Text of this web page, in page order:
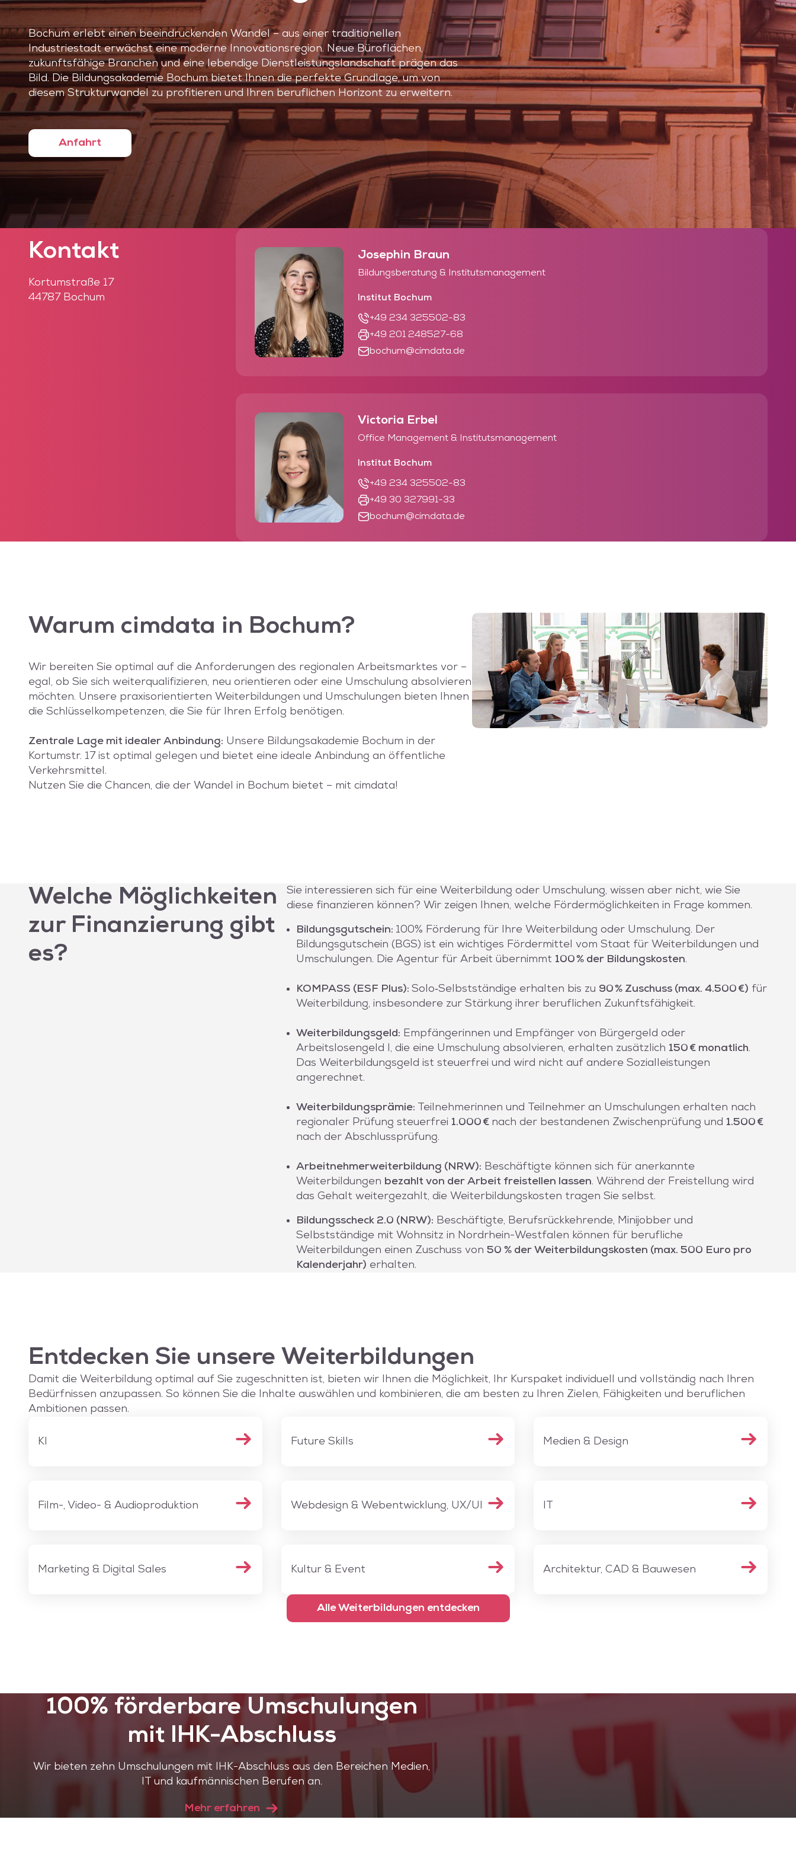
Bochum erlebt einen beeindruckenden Wandel – aus einer traditionellen
Industriestadt erwächst eine moderne Innovationsregion. Neue Büroflächen,
zukunftsfähige Branchen und eine lebendige Dienstleistungslandschaft prägen das
Bild. Die Bildungsakademie Bochum bietet Ihnen die perfekte Grundlage, um von
diesem Strukturwandel zu profitieren und Ihren beruflichen Horizont zu erweitern.
Anfahrt
Kontakt
Kortumstraße 17
44787 Bochum
Josephin Braun
Bildungsberatung & Institutsmanagement
Institut Bochum
+49 234 325502-83
+49 201 248527-68
bochum@cimdata.de
Victoria Erbel
Office Management & Institutsmanagement
Institut Bochum
+49 234 325502-83
+49 30 327991-33
bochum@cimdata.de
Warum cimdata in Bochum?
Wir bereiten Sie optimal auf die Anforderungen des regionalen Arbeitsmarktes vor –
egal, ob Sie sich weiterqualifizieren, neu orientieren oder eine Umschulung absolvieren
möchten. Unsere praxisorientierten Weiterbildungen und Umschulungen bieten Ihnen
die Schlüsselkompetenzen, die Sie für Ihren Erfolg benötigen.
Zentrale Lage mit idealer Anbindung: Unsere Bildungsakademie Bochum in der
Kortumstr. 17 ist optimal gelegen und bietet eine ideale Anbindung an öffentliche
Verkehrsmittel.
Nutzen Sie die Chancen, die der Wandel in Bochum bietet – mit cimdata!
Welche Möglichkeiten
zur Finanzierung gibt
es?
Sie interessieren sich für eine Weiterbildung oder Umschulung, wissen aber nicht, wie Sie
diese finanzieren können? Wir zeigen Ihnen, welche Fördermöglichkeiten in Frage kommen.
Bildungsgutschein: 100% Förderung für Ihre Weiterbildung oder Umschulung. Der
Bildungsgutschein (BGS) ist ein wichtiges Fördermittel vom Staat für Weiterbildungen und
Umschulungen. Die Agentur für Arbeit übernimmt 100 % der Bildungskosten.
KOMPASS (ESF Plus): Solo‑Selbstständige erhalten bis zu 90 % Zuschuss (max. 4.500 €) für
Weiterbildung, insbesondere zur Stärkung ihrer beruflichen Zukunftsfähigkeit.
Weiterbildungsgeld: Empfängerinnen und Empfänger von Bürgergeld oder
Arbeitslosengeld I, die eine Umschulung absolvieren, erhalten zusätzlich 150 € monatlich.
Das Weiterbildungsgeld ist steuerfrei und wird nicht auf andere Sozialleistungen
angerechnet.
Weiterbildungsprämie: Teilnehmerinnen und Teilnehmer an Umschulungen erhalten nach
regionaler Prüfung steuerfrei 1.000 € nach der bestandenen Zwischenprüfung und 1.500 €
nach der Abschlussprüfung.
Arbeitnehmerweiterbildung (NRW): Beschäftigte können sich für anerkannte
Weiterbildungen bezahlt von der Arbeit freistellen lassen. Während der Freistellung wird
das Gehalt weitergezahlt, die Weiterbildungskosten tragen Sie selbst.
Bildungsscheck 2.0 (NRW): Beschäftigte, Berufsrückkehrende, Minijobber und
Selbstständige mit Wohnsitz in Nordrhein-Westfalen können für berufliche
Weiterbildungen einen Zuschuss von 50 % der Weiterbildungskosten (max. 500 Euro pro
Kalenderjahr) erhalten.
Entdecken Sie unsere Weiterbildungen
Damit die Weiterbildung optimal auf Sie zugeschnitten ist, bieten wir Ihnen die Möglichkeit, Ihr Kurspaket individuell und vollständig nach Ihren
Bedürfnissen anzupassen. So können Sie die Inhalte auswählen und kombinieren, die am besten zu Ihren Zielen, Fähigkeiten und beruflichen
Ambitionen passen.
KI Future Skills Medien & Design
Film-, Video- & Audioproduktion Webdesign & Webentwicklung, UX/UI
Marketing & Digital Sales Kultur & Event Architektur, CAD & Bauwesen
Alle Weiterbildungen entdecken
100% förderbare Umschulungen
mit IHK-Abschluss
Wir bieten zehn Umschulungen mit IHK-Abschluss aus den Bereichen Medien,
IT und kaufmännischen Berufen an.
Mehr erfahren